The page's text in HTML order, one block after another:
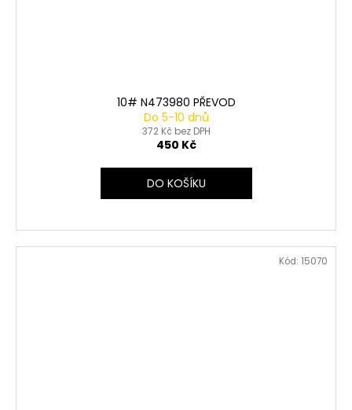
10# N473980 PŘEVOD
Do 5-10 dnů
372 Kč bez DPH
450 Kč
DO KOŠÍKU
Kód: 15070